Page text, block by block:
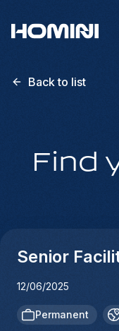
Back to list
Find
Senior
12/06/2025
Permanent